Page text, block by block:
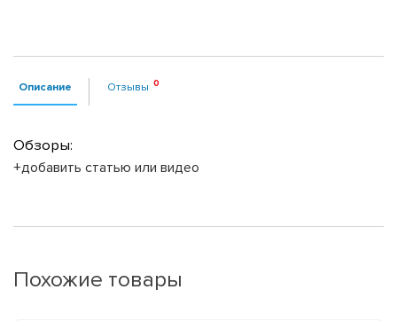
Описание Отзывы
Обзоры:
+добавить статью или видео
Похожие товары